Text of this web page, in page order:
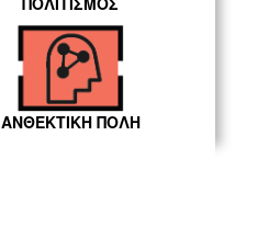
ΑΝΘΕΚΤΙΚΗ ΠΟΛΗ